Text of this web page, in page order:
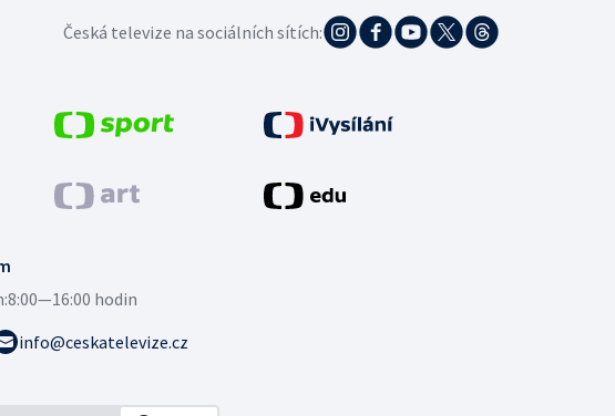
8:00—16:00 hodin
info@ceskatelevize.cz
Česká televize na sociálních sítích: